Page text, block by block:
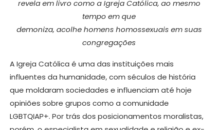
revela em livro como a Igreja Católica, ao mesmo
tempo em que
demoniza, acolhe homens homossexuais em suas
congregações
A Igreja Católica é uma das instituições mais
influentes da humanidade, com séculos de história
que moldaram sociedades e influenciam até hoje
opiniões sobre grupos como a comunidade
LGBTQIAP+. Por trás dos posicionamentos moralistas,